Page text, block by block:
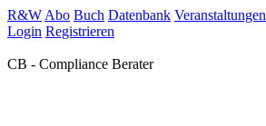
R&W Abo Buch Datenbank Veranstaltungen
Login Registrieren
CB - Compliance Berater